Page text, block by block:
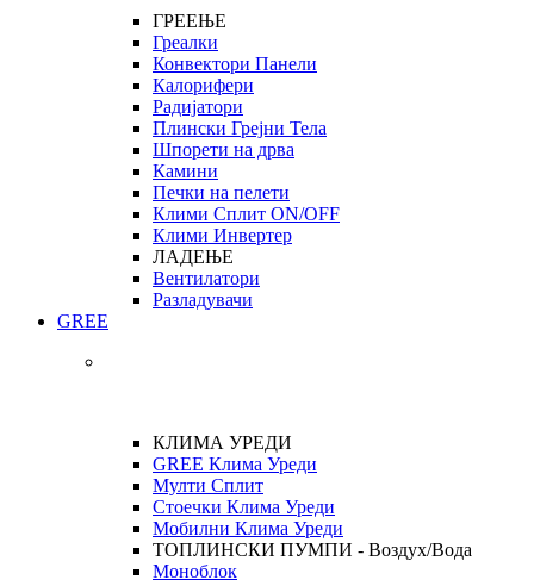
ГРЕЕЊЕ
Греалки
Конвектори Панели
Калорифери
Радијатори
Плински Грејни Тела
Шпорети на дрва
Камини
Печки на пелети
Клими Сплит ON/OFF
Клими Инвертер
ЛАДЕЊЕ
Вентилатори
Разладувачи
GREE
КЛИМА УРЕДИ
GREE Клима Уреди
Мулти Сплит
Стоечки Клима Уреди
Мобилни Клима Уреди
ТОПЛИНСКИ ПУМПИ - Воздух/Вода
Моноблок